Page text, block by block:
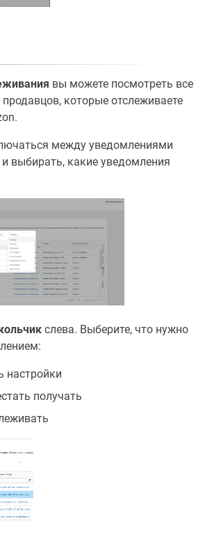
вы можете посмотреть все
которые отслеживаете
между уведомлениями
и выбирать, какие уведомления
слева. Выберите, что нужно
настройки
получать